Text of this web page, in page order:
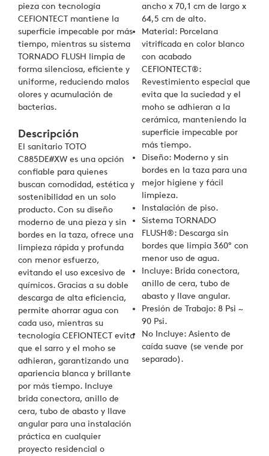
pieza con tecnología
CEFIONTECT mantiene la
superficie impecable por más
tiempo, mientras su sistema
TORNADO FLUSH limpia de
forma silenciosa, eficiente y
uniforme, reduciendo malos
olores y acumulación de
bacterias.
Descripción
El sanitario TOTO
C885DE#XW es una opción
confiable para quienes
buscan comodidad, estética y
sostenibilidad en un solo
producto. Con su diseño
moderno de una pieza y sin
bordes en la taza, ofrece una
limpieza rápida y profunda
con menor esfuerzo,
evitando el uso excesivo de
químicos. Gracias a su doble
descarga de alta eficiencia,
permite ahorrar agua con
cada uso, mientras su
tecnología CEFIONTECT evita
que el sarro y el moho se
adhieran, garantizando una
apariencia blanca y brillante
por más tiempo. Incluye
brida conectora, anillo de
cera, tubo de abasto y llave
angular para una instalación
práctica en cualquier
proyecto residencial o
ancho x 70,1 cm de largo x
64,5 cm de alto.
Material: Porcelana
vitrificada en color blanco
con acabado
CEFIONTECT®:
Revestimiento especial que
evita que la suciedad y el
moho se adhieran a la
cerámica, manteniendo la
superficie impecable por
más tiempo.
Diseño: Moderno y sin
bordes en la taza para una
mejor higiene y fácil
limpieza.
Instalación de piso.
Sistema TORNADO
FLUSH®: Descarga sin
bordes que limpia 360° con
menor uso de agua.
Incluye: Brida conectora,
anillo de cera, tubo de
abasto y llave angular.
Presión de Trabajo: 8 Psi ~
90 Psi.
No Incluye: Asiento de
caída suave (se vende por
separado).